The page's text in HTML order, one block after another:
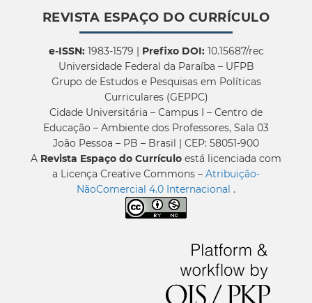
REVISTA ESPAÇO DO CURRÍCULO
e-ISSN:1983-1579 | Prefixo DOI:10.15687/rec
Universidade Federal da Paraíba – UFPB
Grupo de Estudos e Pesquisas em Políticas
Curriculares (GEPPC)
Cidade Universitária – Campus I – Centro de
Educação – Ambiente dos Professores, Sala 03
João Pessoa – PB – Brasil | CEP: 58051-900
A Revista Espaço do Currículo está licenciada com
a Licença Creative Commons – Atribuição-
NãoComercial 4.0 Internacional .